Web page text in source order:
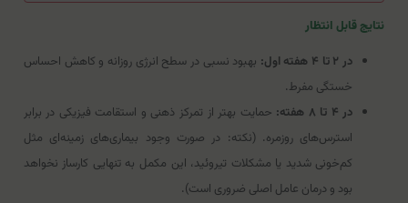
نتایج قابل انتظار
در ۲ تا ۴ هفته اول:
بهبود نسبی در سطح انرژی روزانه و کاهش احساس
خستگی مفرط.
در ۴ تا ۸ هفته:
حمایت بهتر از تمرکز ذهنی و استقامت فیزیکی در برابر
استرس‌های روزمره. (نکته: در صورت وجود بیماری‌های زمینه‌ای مثل
کم‌خونی شدید یا مشکلات تیروئید، این مکمل به تنهایی کارساز نخواهد
بود و درمان عامل اصلی ضروری است).